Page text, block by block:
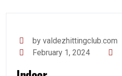
by valdezhittingclub.com
February 1, 2024